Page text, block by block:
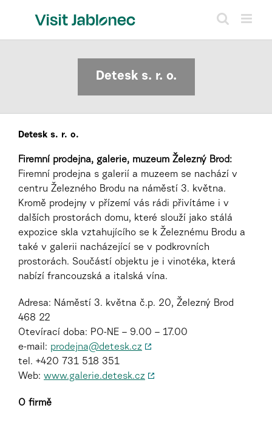
Detesk s. r. o.
Detesk s. r. o.
Firemní prodejna, galerie, muzeum Železný Brod:
Firemní prodejna s galerií a muzeem se nachází v
centru Železného Brodu na náměstí 3. května.
Kromě prodejny v přízemí vás rádi přivítáme i v
dalších prostorách domu, které slouží jako stálá
expozice skla vztahujícího se k Železnému Brodu a
také v galerii nacházející se v podkrovních
prostorách. Součástí objektu je i vinotéka, která
nabízí francouzská a italská vína.
Adresa: Náměstí 3. května č.p. 20, Železný Brod
468 22
Otevírací doba: PO-NE – 9.00 – 17.00
e-mail: prodejna@detesk.cz
tel. +420 731 518 351
Web: www.galerie.detesk.cz
O firmě